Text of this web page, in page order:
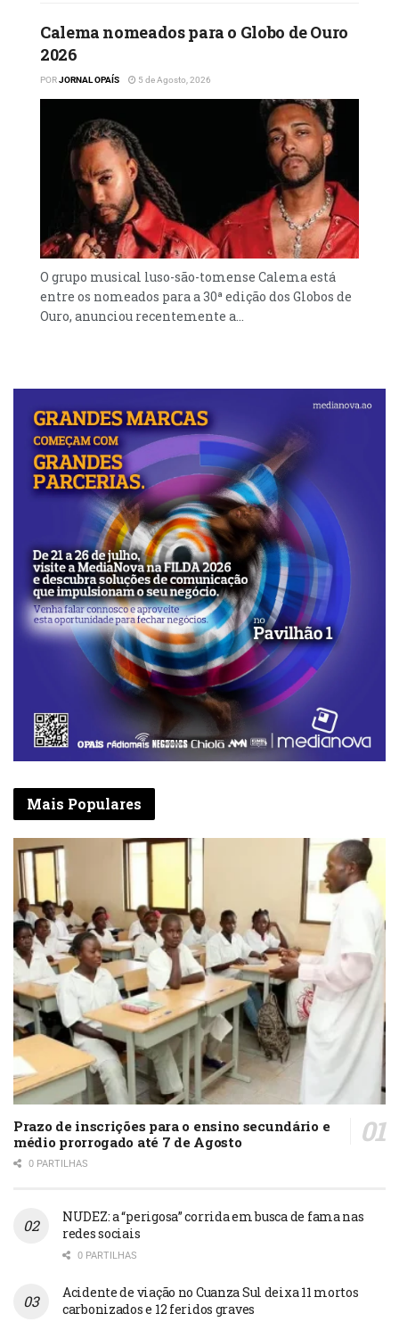
Calema nomeados para o Globo de Ouro
2026
PORJORNAL OPAÍS 5 de Agosto, 2026
O grupo musical luso-são-tomense Calema está
entre os nomeados para a 30ª edição dos Globos de
Ouro, anunciou recentemente a...
Mais Populares
Prazo de inscrições para o ensino secundário e
médio prorrogado até 7 de Agosto
0 PARTILHAS
NUDEZ: a “perigosa” corrida em busca de fama nas
redes sociais
0 PARTILHAS
Acidente de viação no Cuanza Sul deixa 11 mortos
carbonizados e 12 feridos graves